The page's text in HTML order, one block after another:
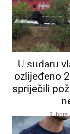
U sudaru
ozlijeđeno
spriječili